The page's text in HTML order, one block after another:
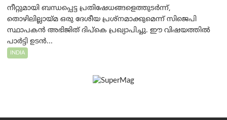
നീറ്റുമായി ബന്ധപ്പെട്ട പ്രതിഷേധങ്ങളെത്തുടർന്ന്,
തൊഴിലില്ലായ്മ ഒരു ദേശീയ പ്രശ്നമാക്കുമെന്ന് സിജെപി
സ്ഥാപകൻ അഭിജിത് ദിപ്കെ പ്രഖ്യാപിച്ചു. ഈ വിഷയത്തിൽ
പാർട്ടി ഉടൻ...
INDIA